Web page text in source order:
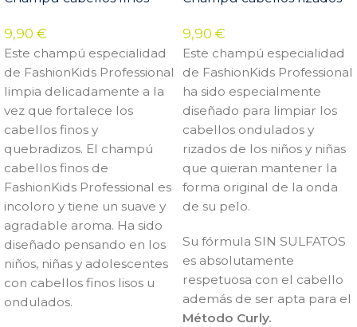
9,90 €
Este champú especialidad
de FashionKids Professional
limpia delicadamente a la
vez que fortalece los
cabellos finos y
quebradizos. El champú
cabellos finos de
FashionKids Professional es
incoloro y tiene un suave y
agradable aroma. Ha sido
diseñado pensando en los
niños, niñas y adolescentes
con cabellos finos lisos u
ondulados.
9,90 €
Este champú especialidad
de FashionKids Professional
ha sido especialmente
diseñado para limpiar los
cabellos ondulados y
rizados de los niños y niñas
que quieran mantener la
forma original de la onda
de su pelo.
Su fórmula SIN SULFATOS
es absolutamente
respetuosa con el cabello
además de ser apta para el
Método Curly.